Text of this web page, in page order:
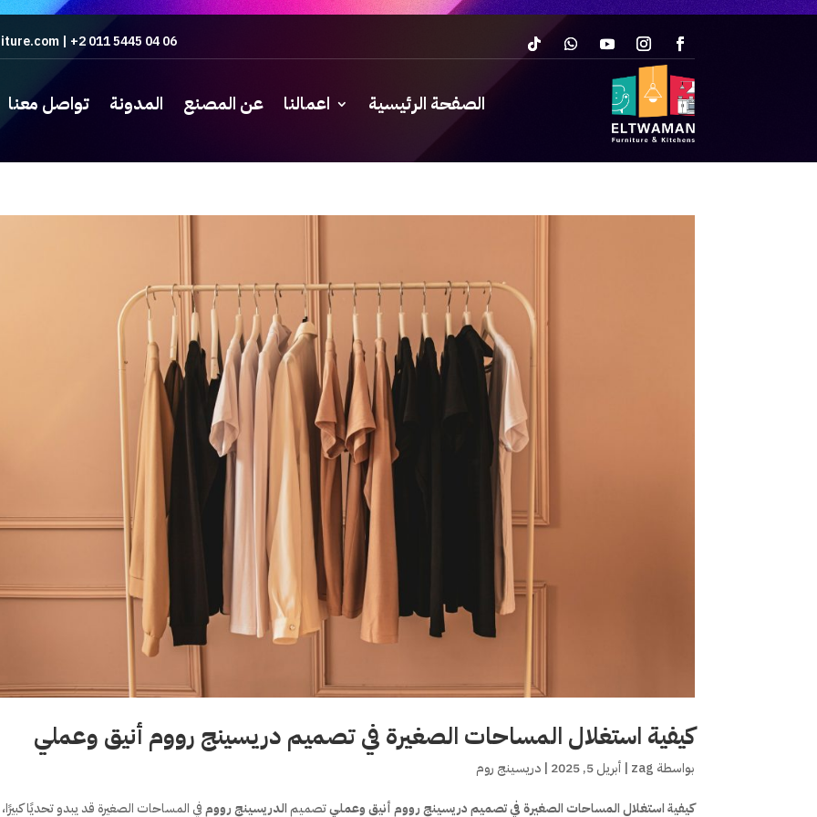
| +2 011 5445 04 06
الصفحة الرئيسية اعمالنا عن المصنع المدونة تواصل معنا
كيفية استغلال المساحات الصغيرة في تصميم دريسينج رووم أنيق وعملي
بواسطة zag
|أبريل 5, 2025 |دريسينج روم
كيفية استغلال المساحات الصغيرة في تصميم دريسينج رووم أنيق وعمليتصميمالدريسينج روومفي المساحات الصغيرة قد يبدو تحديًا